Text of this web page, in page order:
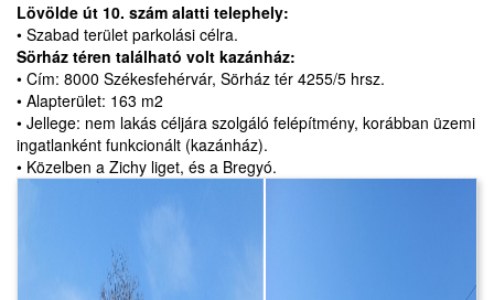
Lövölde út 10. szám alatti telephely:
• Szabad terület parkolási célra.
Sörház téren található volt kazánház:
• Cím: 8000 Székesfehérvár, Sörház tér 4255/5 hrsz.
• Alapterület: 163 m2
• Jellege: nem lakás céljára szolgáló felépítmény, korábban üzemi
ingatlanként funkcionált (kazánház).
• Közelben a Zichy liget, és a Bregyó.